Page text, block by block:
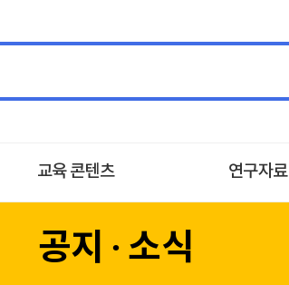
교육 콘텐츠 연구자료
공지 ∙ 소식